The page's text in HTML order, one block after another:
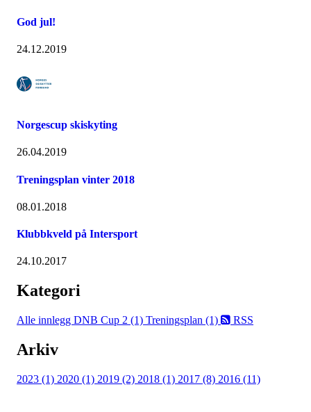
God jul!
24.12.2019
Norgescup skiskyting
26.04.2019
Treningsplan vinter 2018
08.01.2018
Klubbkveld på Intersport
24.10.2017
Kategori
Alle innlegg DNB Cup 2 (1) Treningsplan (1) RSS
Arkiv
2023 (1) 2020 (1) 2019 (2) 2018 (1) 2017 (8) 2016 (11)